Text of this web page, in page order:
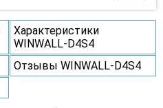
Характеристики
WINWALL-D4S4
Отзывы WINWALL-D4S4